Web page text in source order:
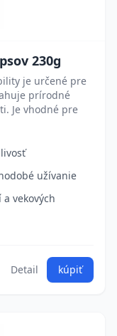
230g
je určené pre
prírodné
Je vhodné pre
užívanie
vekových
Detail kúpiť